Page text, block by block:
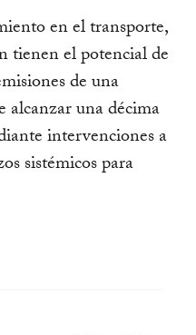
en el transporte,
tienen el potencial de
de una
alcanzar una décima
intervenciones a
sistémicos para